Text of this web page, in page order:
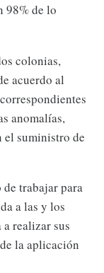
98% de lo
colonias,
acuerdo al
anomalías,
el suministro de
trabajar para
a las y los
realizar sus
la aplicación